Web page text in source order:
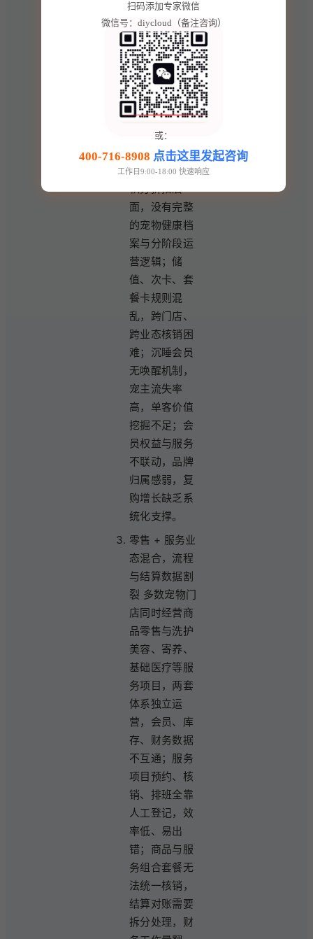
会员运营浅
层，宠物生命
周期价值挖掘
不足 宠物会员
消费周期长、
阶段特征强，
从幼宠、成宠
到老年宠需求
差异大，传统
体系仅停留在
积分折扣层
面，没有完整
的宠物健康档
案与分阶段运
营逻辑；储
值、次卡、套
餐卡规则混
乱，跨门店、
跨业态核销困
难；沉睡会员
无唤醒机制，
宠主流失率
高，单客价值
挖掘不足；会
员权益与服务
不联动，品牌
归属感弱，复
购增长缺乏系
统化支撑。
零售 + 服务业
态混合，流程
与结算数据割
裂 多数宠物门
店同时经营商
品零售与洗护
美容、寄养、
基础医疗等服
务项目，两套
体系独立运
营，会员、库
存、财务数据
不互通；服务
项目预约、核
销、排班全靠
人工登记，效
率低、易出
错；商品与服
务组合套餐无
法统一核销，
结算对账需要
拆分处理，财
扫码添加专家微信
微信号：diycloud（备注咨询）
或：
400-716-8908 点击这里发起咨询
工作日9:00-18:00 快速响应